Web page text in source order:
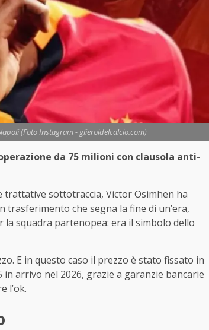
(Foto Instagram - glieroidelcalcio.com)
da 75 milioni con clausola anti-
trattative sottotraccia, Victor Osimhen ha
che segna la fine di un’era,
squadra partenopea: era il simbolo dello
E in questo caso il prezzo è stato fissato in
arrivo nel 2026, grazie a garanzie bancarie
l’ok.